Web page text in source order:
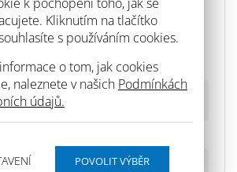
Kliknutím na tlačítko
s používáním cookies.
o tom, jak cookies
naleznete v našich Podmínkách
údajů.
či potřebujete
produktu?